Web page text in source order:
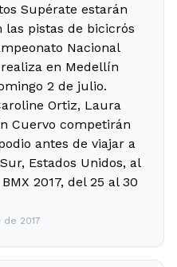
Supérate estarán
las pistas de bicicrós
Nacional
en Medellín
2 de julio.
Ortiz, Laura
Cuervo competirán
antes de viajar a
Estados Unidos, al
2017, del 25 al 30
2017